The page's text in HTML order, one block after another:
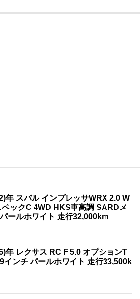
年 スバル インプレッサWRX 2.0 W
ペックC 4WD HKS車高調 SARDメ
ールホワイト 走行32,000km
年 レクサス RC F 5.0 オプションT
インチ パールホワイト 走行33,500k